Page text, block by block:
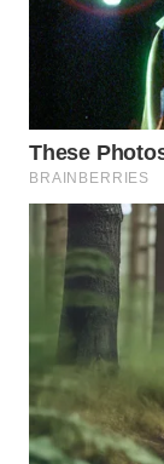
SULSEL
WN
GORONTALO
WN
WN
MALUKU
MALUT
WN